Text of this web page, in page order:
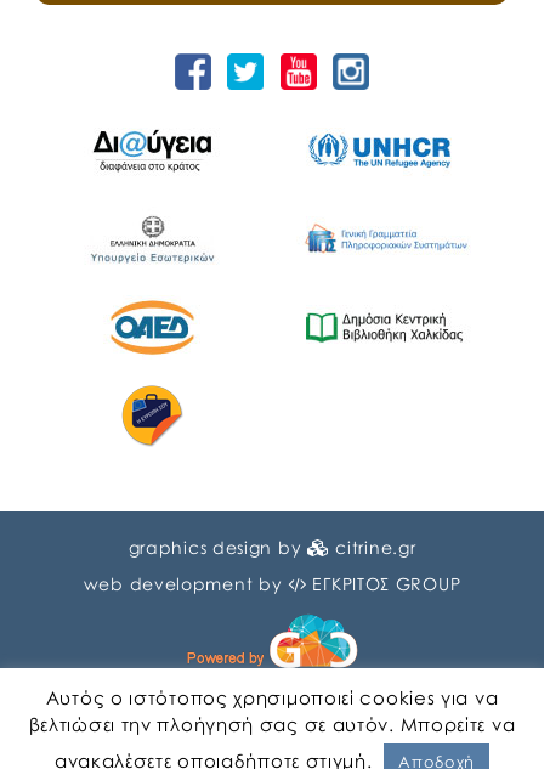
graphics design by
citrine.gr
web development by
ΕΓΚΡΙΤΟΣ GROUP
Αυτός ο ιστότοπος χρησιμοποιεί cookies για να
βελτιώσει την πλοήγησή σας σε αυτόν. Μπορείτε να
ανακαλέσετε οποιαδήποτε στιγμή.
Αποδοχή
Αγγλικα Ελληνικα